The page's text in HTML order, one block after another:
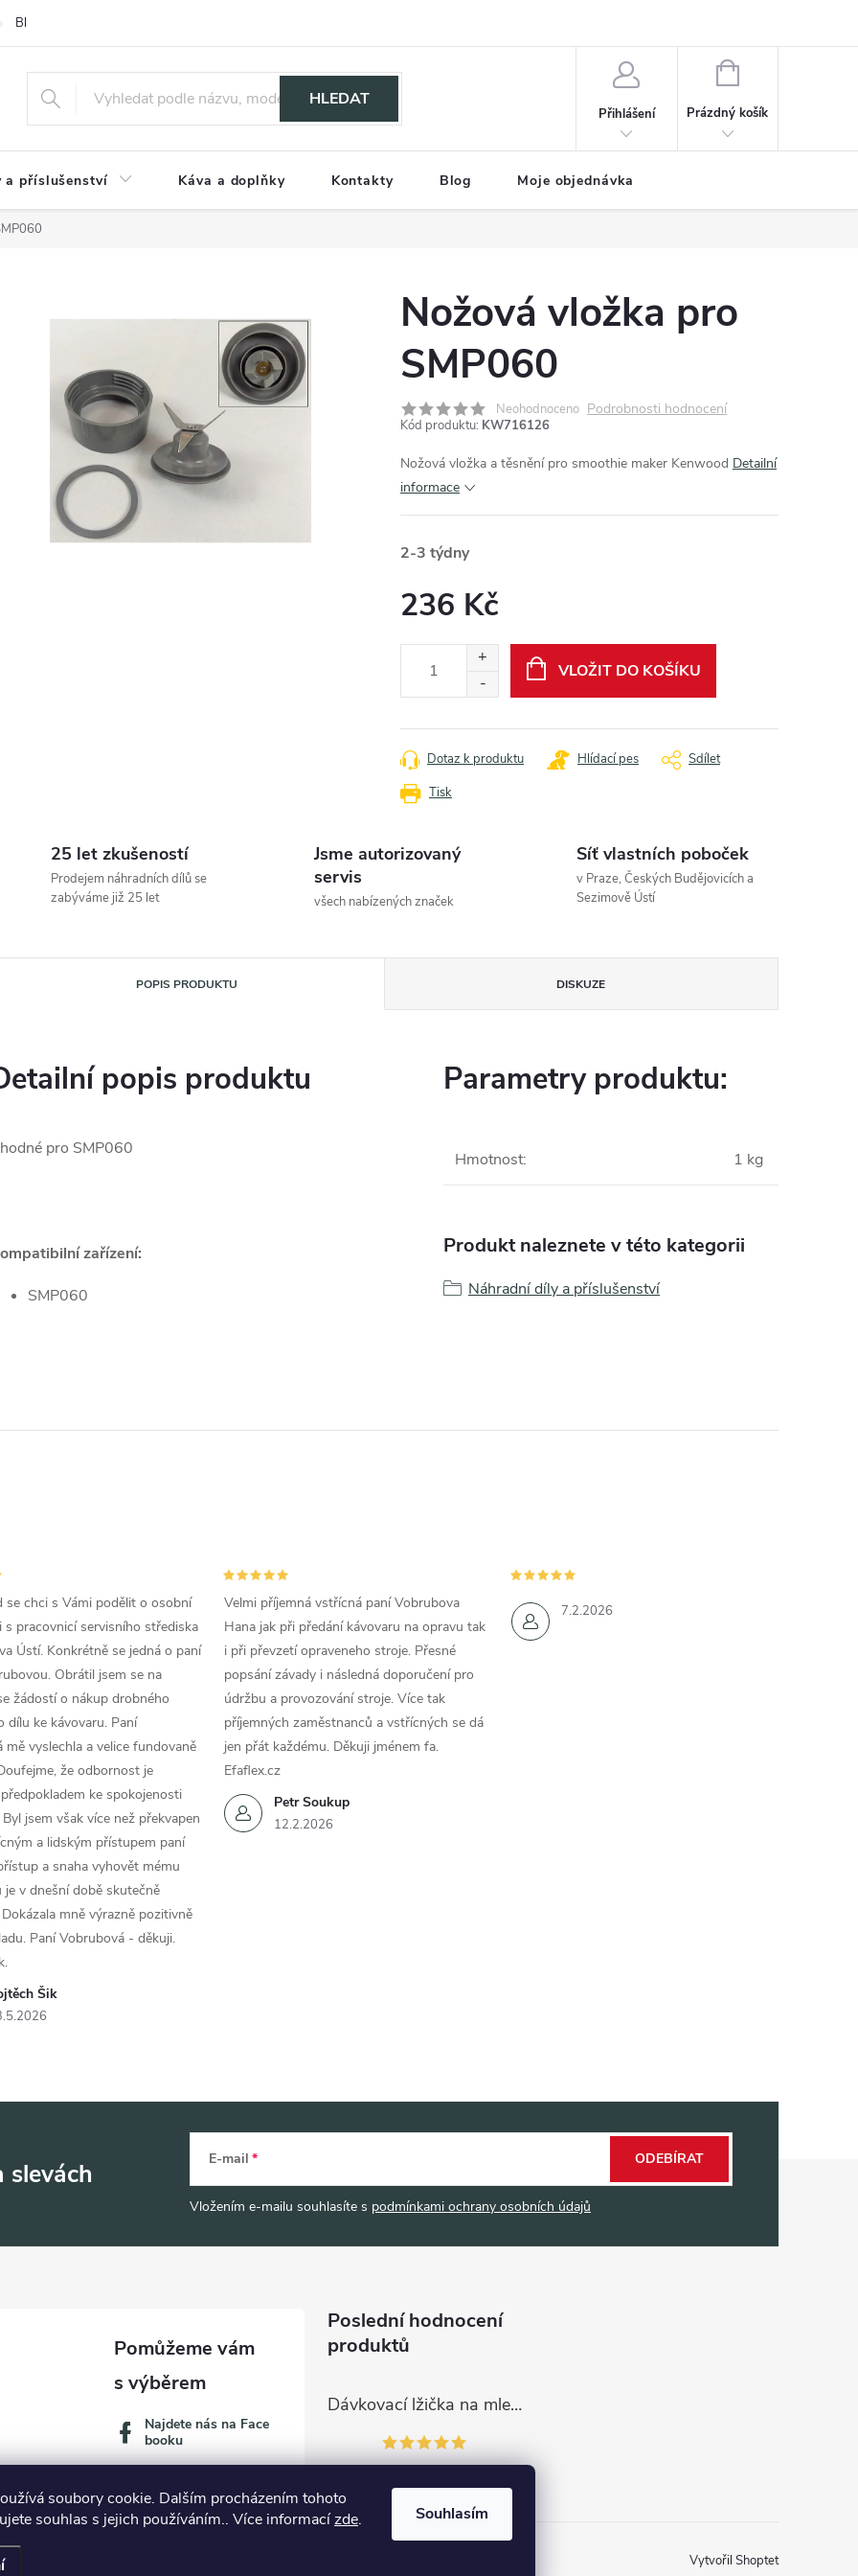
soubory cookie. Dalším procházením tohoto
souhlas s jejich používáním.. Více informacízde. Souhlasím
Blog
HLEDAT
Přihlášení
NÁKUPNÍ
Prázdný košík
a příslušenství Káva a doplňky Kontakty Blog Moje objednávka
Nožová vložka pro
SMP060
Neohodnoceno Podrobnosti hodnocení
Kód produktu: KW716126
Nožová vložka a těsnění pro smoothie maker Kenwood Detailní
informace
2-3 týdny
236 Kč
VLOŽIT DO KOŠÍKU
Tisk
Dotaz k produktu Hlídací pes Sdílet
25 let zkušeností
Prodejem náhradních dílů se
zabýváme již 25 let
Jsme autorizovaný
servis
všech nabízených značek
Síť vlastních poboček
v Praze, Českých Budějovicích a
Sezimově Ústí
POPIS PRODUKTU DISKUZE
popis produktu
pro SMP060
zařízení:
SMP060
Parametry produktu:
Hmotnost: 1 kg
Produkt naleznete v této kategorii
Náhradní díly a příslušenství
Šik
se chci s Vámi podělit o osobní
s pracovnicí servisního střediska
Ústí. Konkrétně se jedná o paní
Obrátil jsem se na
žádostí o nákup drobného
dílu ke kávovaru. Paní
mě vyslechla a velice fundovaně
že odbornost je
ke spokojenosti
jsem však více než překvapen
a lidským přístupem paní
a snaha vyhovět mému
je v dnešní době skutečně
mně výrazně pozitivně
Paní Vobrubová - děkuji.
Petr Soukup
12.2.2026
Velmi příjemná vstřícná paní Vobrubova
Hana jak při předání kávovaru na opravu tak
i při převzetí opraveneho stroje. Přesné
popsání závady i následná doporučení pro
údržbu a provozování stroje. Více tak
příjemných zaměstnanců a vstřícných se dá
jen přát každému. Děkuji jménem fa.
Efaflex.cz
7.2.2026
slevách E-mail
Vložením e-mailu souhlasíte s podmínkami ochrany osobních údajů
ODEBÍRAT
Najdete nás na Face
booku
Poslední hodnocení
produktů
Dávkovací lžička na mletou kávu 53132C8134
Vytvořil Shoptet